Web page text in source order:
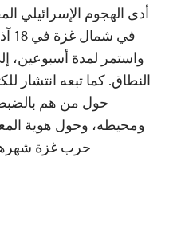
أدى الهجوم الإسرائيلي
واستمر لمدة أسبوعين،
النطاق. كما تبعه انتشار
حول من هم
ومحيطه، وحول هوية
حرب غزة